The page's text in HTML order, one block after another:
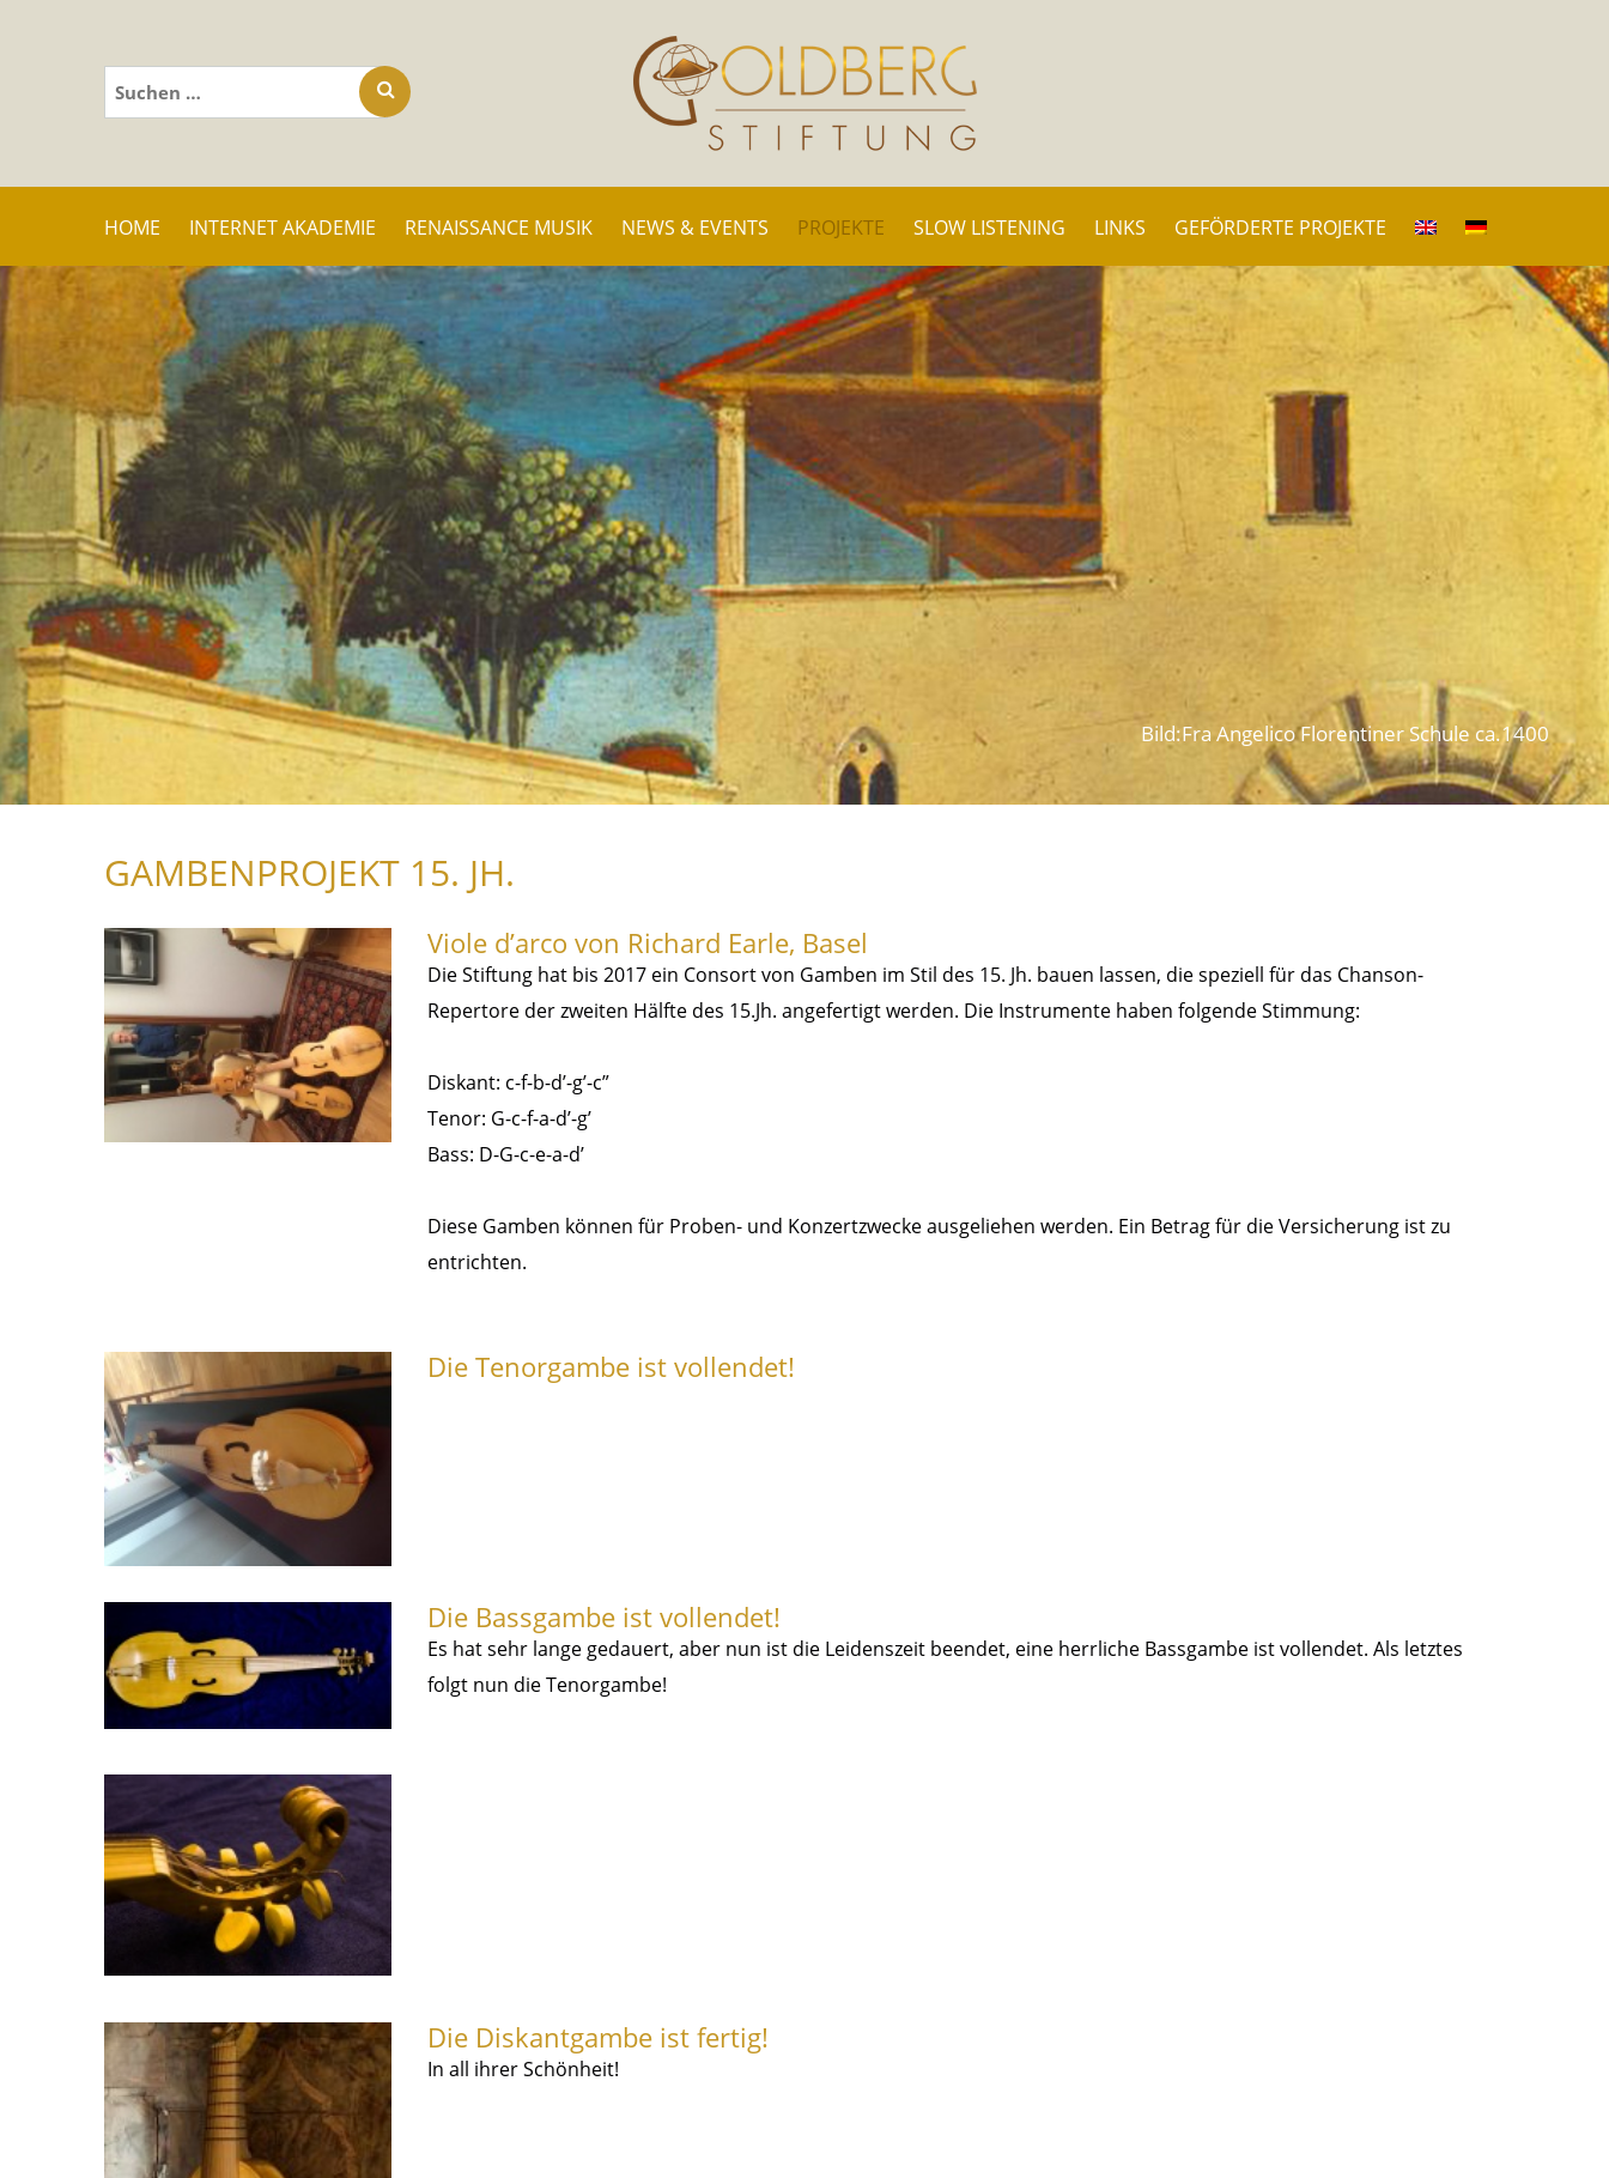
Suchen
nach:
HOME INTERNET AKADEMIE RENAISSANCE MUSIK NEWS & EVENTS PROJEKTE SLOW LISTENING LINKS GEFÖRDERTE PROJEKTE
Bild:Fra Angelico Florentiner Schule ca.1400
GAMBENPROJEKT 15. JH.
Viole d’arco von Richard Earle, Basel
Die Stiftung hat bis 2017 ein Consort von Gamben im Stil des 15. Jh. bauen lassen, die speziell für das Chanson-
Repertore der zweiten Hälfte des 15.Jh. angefertigt werden. Die Instrumente haben folgende Stimmung:
Diskant: c-f-b-d’-g’-c”
Tenor: G-c-f-a-d’-g’
Bass: D-G-c-e-a-d’
Diese Gamben können für Proben- und Konzertzwecke ausgeliehen werden. Ein Betrag für die Versicherung ist zu
entrichten.
Die Tenorgambe ist vollendet!
Die Bassgambe ist vollendet!
Es hat sehr lange gedauert, aber nun ist die Leidenszeit beendet, eine herrliche Bassgambe ist vollendet. Als letztes
folgt nun die Tenorgambe!
Die Diskantgambe ist fertig!
In all ihrer Schönheit!